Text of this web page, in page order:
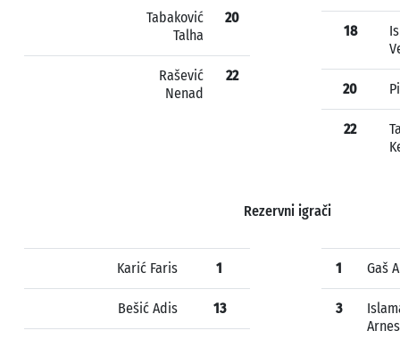
Tabaković
Talha
20
Rašević
Nenad
22
18
20
22
Rezervni igrači
Karić Faris 1
Bešić Adis 13
1 Gaš
3
Arnes